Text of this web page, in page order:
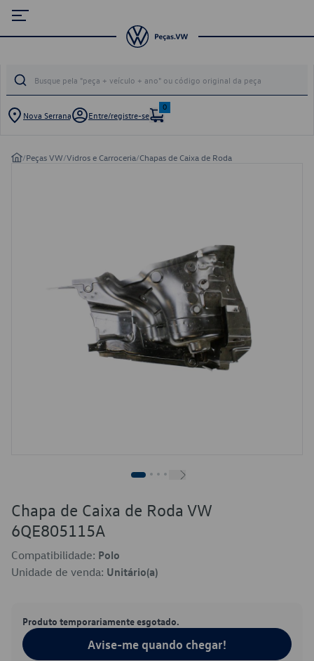
Nova Serrana Entre/registre-se
0
/Peças VW/Vidros e Carroceria/Chapas de Caixa de Roda
Chapa de Caixa de Roda VW
6QE805115A
Compatibilidade: Polo
Unidade de venda: Unitário(a)
Produto temporariamente esgotado.
Avise-me quando chegar!